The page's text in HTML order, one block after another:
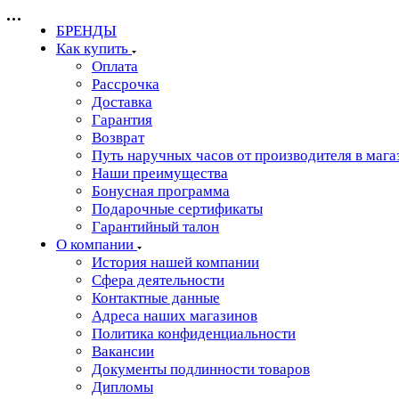
БРЕНДЫ
Как купить
Оплата
Рассрочка
Доставка
Гарантия
Возврат
Путь наручных часов от производителя в
Наши преимущества
Бонусная программа
Подарочные сертификаты
Гарантийный талон
О компании
История нашей компании
Сфера деятельности
Контактные данные
Адреса наших магазинов
Политика конфиденциальности
Вакансии
Документы подлинности товаров
Дипломы